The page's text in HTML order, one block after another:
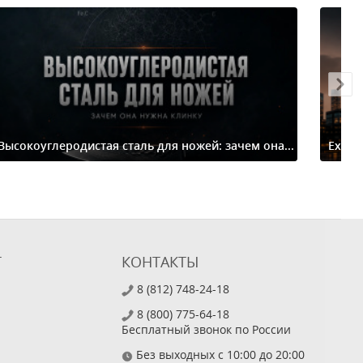
сталь для ножей: зачем она...
КОНТАКТЫ
8 (812) 748-24-18
8 (800) 775-64-18
Бесплатный звонок по России
Без выходных с 10:00 до 20:00